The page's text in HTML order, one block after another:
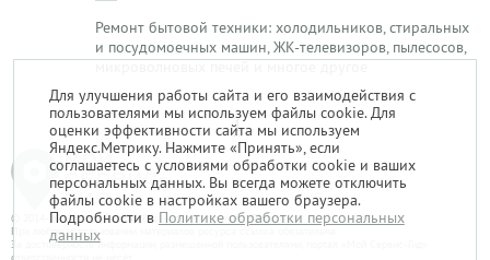
Ремонт бытовой техники: холодильников, стиральных
и посудомоечных машин, ЖК-телевизоров, пылесосов,
микроволновых печей и многое другое
1
© 2014-2026. «Мой Сервис-Гид» – проект группы «Текарт».
При любом использовании материалов ресурса ссылка обязательна.
За достоверность информации, размещенной пользователями, портал «Мой Сервис-Гид»
Для улучшения работы сайта и его взаимодействия с
пользователями мы используем файлы cookie. Для
оценки эффективности сайта мы используем
Яндекс.Метрику. Нажмите «Принять», если
соглашаетесь с условиями обработки cookie и ваших
персональных данных. Вы всегда можете отключить
файлы cookie в настройках вашего браузера.
Подробности в Политике обработки персональных
данных